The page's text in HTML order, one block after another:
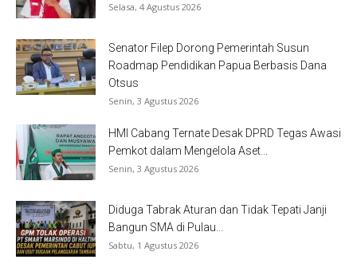
Selasa, 4 Agustus 2026
Senator Filep Dorong Pemerintah Susun
Roadmap Pendidikan Papua Berbasis Dana
Otsus
Senin, 3 Agustus 2026
HMI Cabang Ternate Desak DPRD Tegas Awasi
Pemkot dalam Mengelola Aset...
Senin, 3 Agustus 2026
Diduga Tabrak Aturan dan Tidak Tepati Janji
Bangun SMA di Pulau...
Sabtu, 1 Agustus 2026